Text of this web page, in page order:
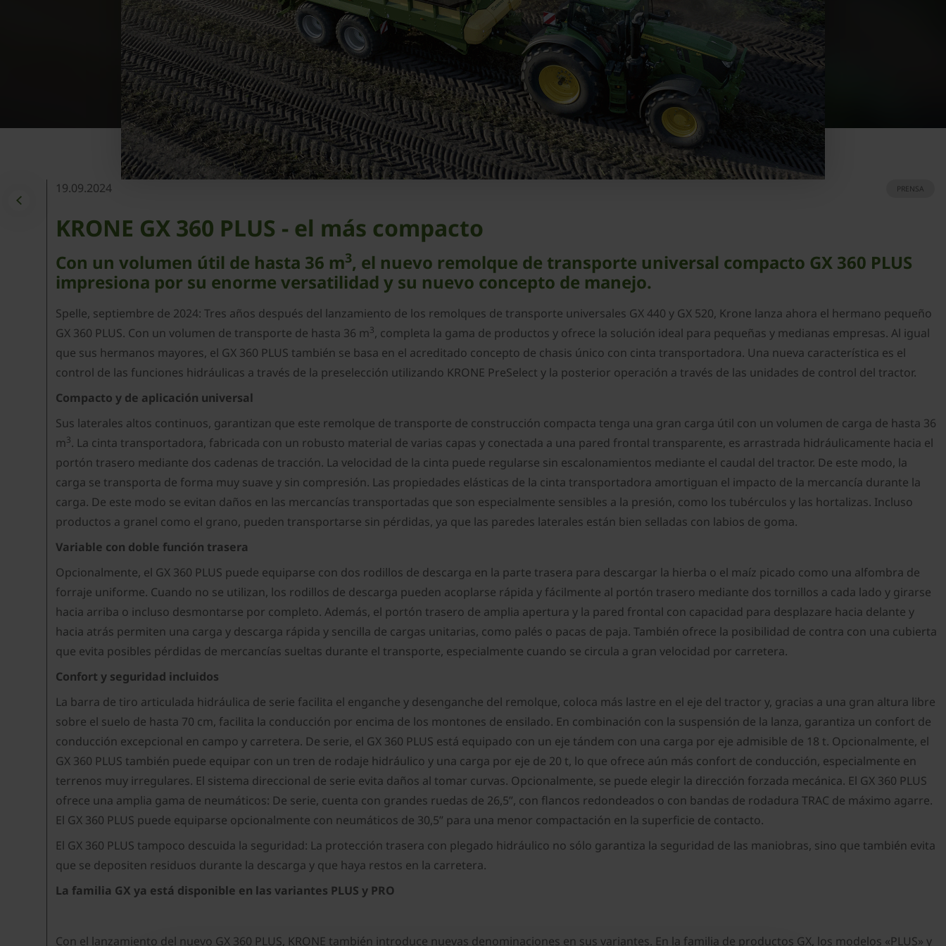
19.09.2024 PRENSA
KRONE GX 360 PLUS - el más compacto
Con un volumen útil de hasta 36 m3, el nuevo remolque de transporte universal compacto GX 360 PLUS
impresiona por su enorme versatilidad y su nuevo concepto de manejo.
Spelle, septiembre de 2024: Tres años después del lanzamiento de los remolques de transporte universales GX 440 y GX 520, Krone lanza ahora el hermano pequeño
GX 360 PLUS. Con un volumen de transporte de hasta 36 m3, completa la gama de productos y ofrece la solución ideal para pequeñas y medianas empresas. Al igual
que sus hermanos mayores, el GX 360 PLUS también se basa en el acreditado concepto de chasis único con cinta transportadora. Una nueva característica es el
control de las funciones hidráulicas a través de la preselección utilizando KRONE PreSelect y la posterior operación a través de las unidades de control del tractor.
Compacto y de aplicación universal
Sus laterales altos continuos, garantizan que este remolque de transporte de construcción compacta tenga una gran carga útil con un volumen de carga de hasta 36
m3. La cinta transportadora, fabricada con un robusto material de varias capas y conectada a una pared frontal transparente, es arrastrada hidráulicamente hacia el
portón trasero mediante dos cadenas de tracción. La velocidad de la cinta puede regularse sin escalonamientos mediante el caudal del tractor. De este modo, la
carga se transporta de forma muy suave y sin compresión. Las propiedades elásticas de la cinta transportadora amortiguan el impacto de la mercancía durante la
carga. De este modo se evitan daños en las mercancías transportadas que son especialmente sensibles a la presión, como los tubérculos y las hortalizas. Incluso
productos a granel como el grano, pueden transportarse sin pérdidas, ya que las paredes laterales están bien selladas con labios de goma.
Variable con doble función trasera
Opcionalmente, el GX 360 PLUS puede equiparse con dos rodillos de descarga en la parte trasera para descargar la hierba o el maíz picado como una alfombra de
forraje uniforme. Cuando no se utilizan, los rodillos de descarga pueden acoplarse rápida y fácilmente al portón trasero mediante dos tornillos a cada lado y girarse
hacia arriba o incluso desmontarse por completo. Además, el portón trasero de amplia apertura y la pared frontal con capacidad para desplazare hacia delante y
hacia atrás permiten una carga y descarga rápida y sencilla de cargas unitarias, como palés o pacas de paja. También ofrece la posibilidad de contra con una cubierta
que evita posibles pérdidas de mercancías sueltas durante el transporte, especialmente cuando se circula a gran velocidad por carretera.
Confort y seguridad incluidos
La barra de tiro articulada hidráulica de serie facilita el enganche y desenganche del remolque, coloca más lastre en el eje del tractor y, gracias a una gran altura libre
sobre el suelo de hasta 70 cm, facilita la conducción por encima de los montones de ensilado. En combinación con la suspensión de la lanza, garantiza un confort de
conducción excepcional en campo y carretera. De serie, el GX 360 PLUS está equipado con un eje tándem con una carga por eje admisible de 18 t. Opcionalmente, el
GX 360 PLUS también puede equipar con un tren de rodaje hidráulico y una carga por eje de 20 t, lo que ofrece aún más confort de conducción, especialmente en
terrenos muy irregulares. El sistema direccional de serie evita daños al tomar curvas. Opcionalmente, se puede elegir la dirección forzada mecánica. El GX 360 PLUS
ofrece una amplia gama de neumáticos: De serie, cuenta con grandes ruedas de 26,5”, con flancos redondeados o con bandas de rodadura TRAC de máximo agarre.
El GX 360 PLUS puede equiparse opcionalmente con neumáticos de 30,5” para una menor compactación en la superficie de contacto.
El GX 360 PLUS tampoco descuida la seguridad: La protección trasera con plegado hidráulico no sólo garantiza la seguridad de las maniobras, sino que también evita
que se depositen residuos durante la descarga y que haya restos en la carretera.
La familia GX ya está disponible en las variantes PLUS y PRO
Con el lanzamiento del nuevo GX 360 PLUS, KRONE también introduce nuevas denominaciones en sus variantes. En la familia de productos GX, los modelos «PLUS» y